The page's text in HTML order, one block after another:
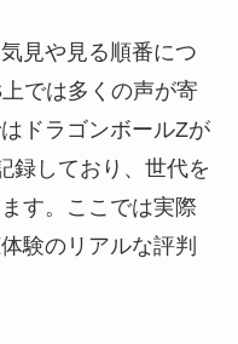
見や見る順番につ
では多くの声が寄
ドラゴンボールZが
録しており、世代を
す。ここでは実際
験のリアルな評判